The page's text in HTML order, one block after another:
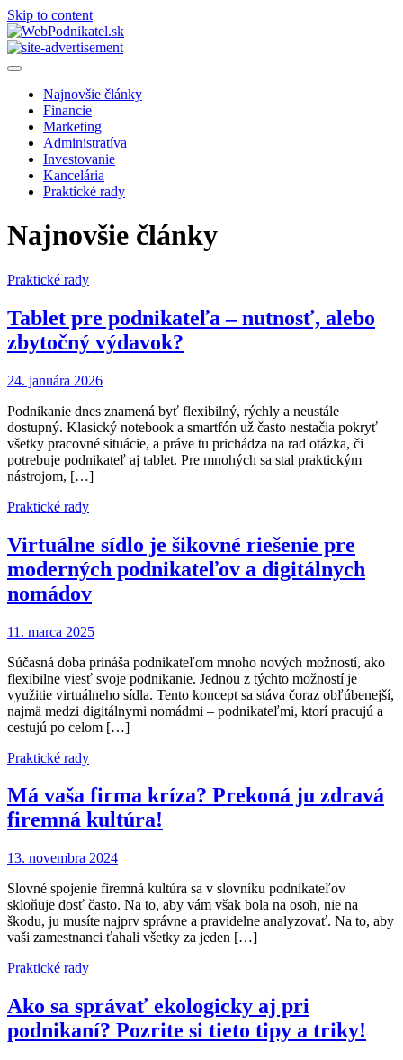
Skip to content
Najnovšie články
Financie
Marketing
Administratíva
Investovanie
Kancelária
Praktické rady
Najnovšie články
Praktické rady
Tablet pre podnikateľa – nutnosť, alebo
zbytočný výdavok?
24. januára 2026
Podnikanie dnes znamená byť flexibilný, rýchly a neustále
dostupný. Klasický notebook a smartfón už často nestačia pokryť
všetky pracovné situácie, a práve tu prichádza na rad otázka, či
potrebuje podnikateľ aj tablet. Pre mnohých sa stal praktickým
nástrojom, […]
Praktické rady
Virtuálne sídlo je šikovné riešenie pre
moderných podnikateľov a digitálnych
nomádov
11. marca 2025
Súčasná doba prináša podnikateľom mnoho nových možností, ako
flexibilne viesť svoje podnikanie. Jednou z týchto možností je
využitie virtuálneho sídla. Tento koncept sa stáva čoraz obľúbenejší,
najmä medzi digitálnymi nomádmi – podnikateľmi, ktorí pracujú a
cestujú po celom […]
Praktické rady
Má vaša firma kríza? Prekoná ju zdravá
firemná kultúra!
13. novembra 2024
Slovné spojenie firemná kultúra sa v slovníku podnikateľov
skloňuje dosť často. Na to, aby vám však bola na osoh, nie na
škodu, ju musíte najprv správne a pravidelne analyzovať. Na to, aby
vaši zamestnanci ťahali všetky za jeden […]
Praktické rady
Ako sa správať ekologicky aj pri
podnikaní? Pozrite si tieto tipy a triky!